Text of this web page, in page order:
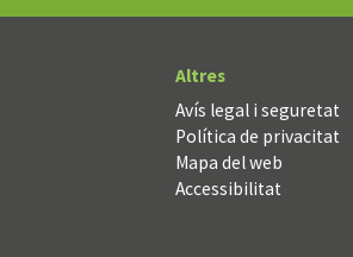
Altres
Avís legal i seguretat
Política de privacitat
Mapa del web
Accessibilitat